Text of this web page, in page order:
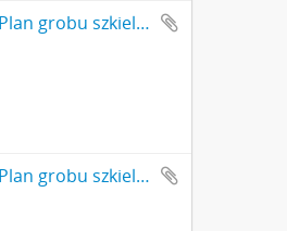
Rysunek odręczny jbw. Gródek pow. Równe pole "Nad Rudnikiem". Plan grobu szkieletowego w kurhanie nr I. Skala: 1:10(?). Autor: Michał Drewko 1926 r. s. 2: strona z pieczątką Działu Dokumentacji PMA.
Rysunek odręczny jbw. Gródek pow. Równe pole "Nad Rudnikiem". Plan grobu szkieletowego w kurhanie nr I. Skala: 1:10(?). Autor: Michał Drewko 1926 r. s. 1: rysunek na papierze.